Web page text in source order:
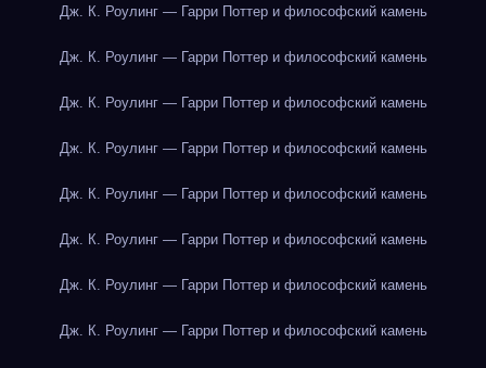
Дж. К. Роулинг — Гарри Поттер и философский камень
Дж. К. Роулинг — Гарри Поттер и философский камень
Дж. К. Роулинг — Гарри Поттер и философский камень
Дж. К. Роулинг — Гарри Поттер и философский камень
Дж. К. Роулинг — Гарри Поттер и философский камень
Дж. К. Роулинг — Гарри Поттер и философский камень
Дж. К. Роулинг — Гарри Поттер и философский камень
Дж. К. Роулинг — Гарри Поттер и философский камень